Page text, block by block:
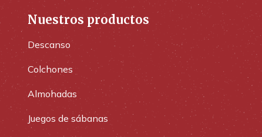
Nuestros productos
Descanso
Colchones
Almohadas
Juegos de sábanas